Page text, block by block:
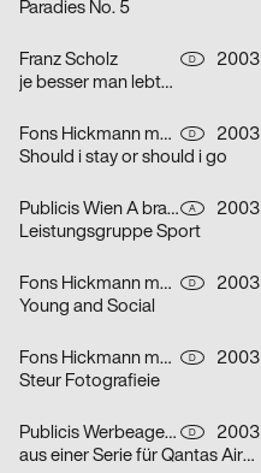
Paradies No. 5
Franz Scholz D
2003
je besser man lebt…
Fons Hickmann m23 D
2003
Should i stay or should i go
Publicis Wien A brand of Publicis Group Austria A
2003
Leistungsgruppe Sport
Fons Hickmann m23 D
2003
Young and Social
Fons Hickmann m23 D
2003
Steur Fotografieie
Publicis Werbeagentur GmbH D
2003
aus einer Serie für Qantas Airways Limited: one-way